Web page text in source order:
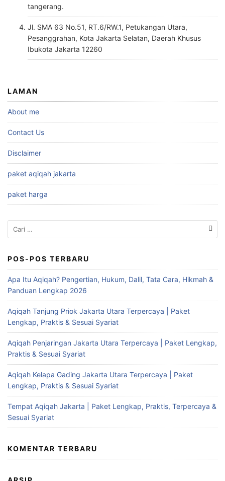
tangerang.
Jl. SMA 63 No.51, RT.6/RW.1, Petukangan Utara,
Pesanggrahan, Kota Jakarta Selatan, Daerah Khusus
Ibukota Jakarta 12260
LAMAN
About me
Contact Us
Disclaimer
paket aqiqah jakarta
paket harga
Cari
untuk:
POS-POS TERBARU
Apa Itu Aqiqah? Pengertian, Hukum, Dalil, Tata Cara, Hikmah &
Panduan Lengkap 2026
Aqiqah Tanjung Priok Jakarta Utara Terpercaya | Paket
Lengkap, Praktis & Sesuai Syariat
Aqiqah Penjaringan Jakarta Utara Terpercaya | Paket Lengkap,
Praktis & Sesuai Syariat
Aqiqah Kelapa Gading Jakarta Utara Terpercaya | Paket
Lengkap, Praktis & Sesuai Syariat
Tempat Aqiqah Jakarta | Paket Lengkap, Praktis, Terpercaya &
Sesuai Syariat
KOMENTAR TERBARU